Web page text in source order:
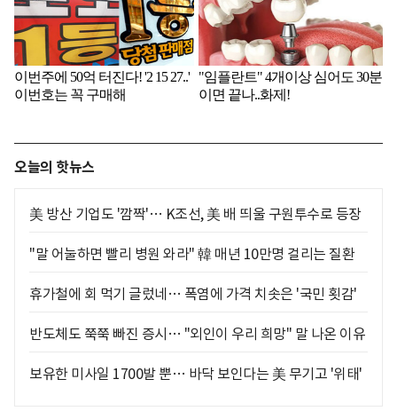
오늘의 핫뉴스
美 방산 기업도 '깜짝'… K조선, 美 배 띄울 구원투수로 등장
"말 어눌하면 빨리 병원 와라" 韓 매년 10만명 걸리는 질환
휴가철에 회 먹기 글렀네… 폭염에 가격 치솟은 '국민 횟감'
반도체도 쭉쭉 빠진 증시… "외인이 우리 희망" 말 나온 이유
보유한 미사일 1700발 뿐… 바닥 보인다는 美 무기고 '위태'